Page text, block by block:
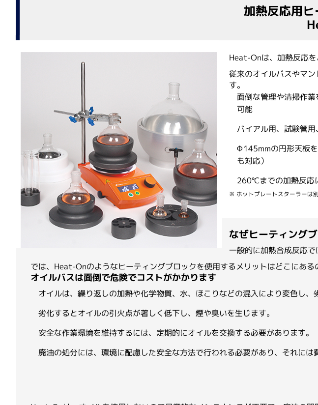
（旧 ACEA Biosciences 社製品）
Asynt
（UNIQSIS社）
ATS
Bio Molecular Systems
Hudson Lab Automation
LI-COR
ゲノミクス・トランスクリプトミク
ス／DNA・RNA実験 プロテオミクス／タンパク質実験
大量培養／バイオプロセス 病理実験／動物実験／その他のバイ
オ実験
ペプチド合成サービス
ペプチド合成（環状化・修飾含む）
安定同位体標識ペプチド 受託合成サービ
ス
ペプチドライブラリー
GMPグレード・大スケールペプチド合成
カタログペプチド
Smartペプチド合成
抗体作製サービス
ペプチド抗体
リン酸化ペプチド抗体
ポリクローナル抗体（預かり抗原）
モノクローナル抗体
Smart抗体作製サービス（ペプチドポリ
クロ抗体海外免疫）
加熱反応用
Heat-Onは、加熱反応
従来のオイルバスやマ
す。
面倒な管理や清掃作
可能
バイアル用、試験管
Φ145mmの円形天板
も対応）
260℃までの加熱反応
※ ホットプレートスターラーは
なぜヒーティング
一般的に加熱合成反応で
では、Heat-Onのようなヒーティングブロックを使用するメリットはどこにある
オイルバスは面倒で危険でコストがかかります
オイルは、繰り返しの加熱や化学物質、水、ほこりなどの混入により変色し、
劣化するとオイルの引火点が著しく低下し、煙や臭いを生じます。
安全な作業環境を維持するには、定期的にオイルを交換する必要があります。
廃油の処分には、環境に配慮した安全な方法で行われる必要があり、それには